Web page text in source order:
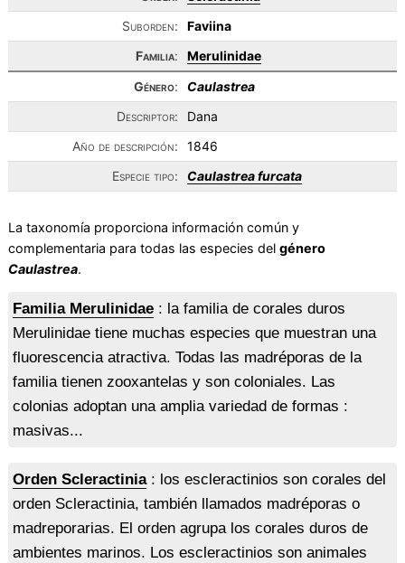
Suborden:
Faviina
Familia:
Merulinidae
Género:
Caulastrea
Descriptor:
Dana
Año de descripción:
1846
Especie tipo:
Caulastrea furcata
La taxonomía proporciona información común y
complementaria para todas las especies del género
Caulastrea.
Familia Merulinidae: la familia de corales duros
Merulinidae tiene muchas especies que muestran una
fluorescencia atractiva. Todas las madréporas de la
familia tienen zooxantelas y son coloniales. Las
colonias adoptan una amplia variedad de formas :
masivas...
Orden Scleractinia: los escleractinios son corales del
orden Scleractinia, también llamados madréporas o
madreporarias. El orden agrupa los corales duros de
ambientes marinos. Los escleractinios son animales